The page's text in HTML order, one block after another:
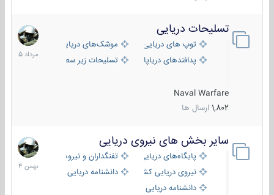
تسلیحات دریایی
توپ های دریایی
موشک‌های دریایی
پدافندهای دریاپایه
تسلیحات زیر سطحی
Naval Warfare
1,802 ارسال ها
2
مرداد
1405
سایر بخش های نیروی دریایی
پایگاه‌های دریایی
تفنگداران و نیروهای ویژه‌ی دریایی
نیروی دریایی کشورهای مختلفدانشنامه دریایی
دانشنامه دریایی کپی
22
بهمن
1404